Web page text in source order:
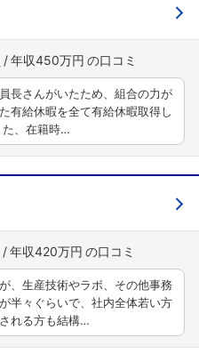
年収450万円
長さんがいたため、組合の力が
有給休暇を全て有給休暇取得し
た、在籍時…
年収420万円
、生産技術やラボ、その他事務
半々ぐらいで、社内全体若い方
れる方も結構…